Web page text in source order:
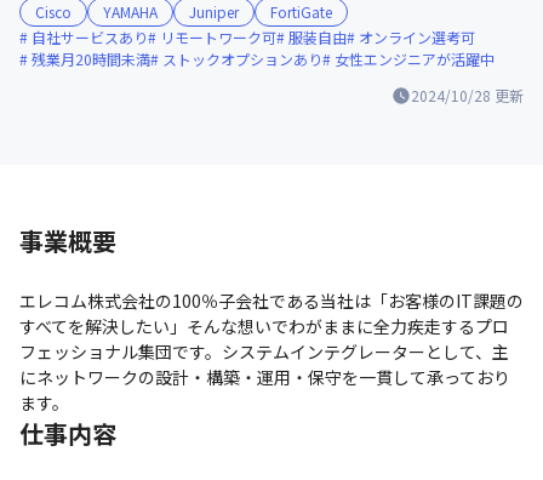
2024/10/28 更新
Cisco YAMAHA Juniper
FortiGate
自社サービスあり
リモートワーク可 服装自由
オンライン選考可
残業月20時間未満
ストックオプションあり 女性エンジニアが活躍中
事業概要
エレコム株式会社の100％子会社である当社は「お客様のIT課題の
すべてを解決したい」そんな想いでわがままに全力疾走するプロ
フェッショナル集団です。システムインテグレーターとして、主
にネットワークの設計・構築・運用・保守を一貫して承っており
ます。
仕事内容